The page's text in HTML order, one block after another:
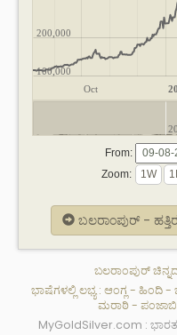
Oct
100,000
200,000
From:
Zoom:
ಬಲರಾಂಪುರ್ -
ಬಲರಾಂಪುರ್
ಭಾಷೆಗಳಲ್ಲಿ ಲಭ್ಯ : ಆಂಗ್ಲ - ಹಿಂದಿ-
ಮರಾಠಿ- ಪಂಜಾಬಿ
MyGoldSilver.com :